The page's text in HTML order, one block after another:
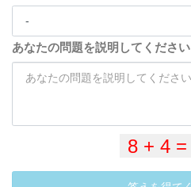
あなたの問題を説明してください